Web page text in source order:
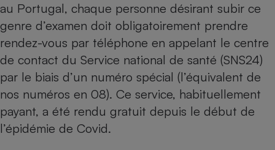
au Portugal, chaque personne désirant subir ce
genre d’examen doit obligatoirement prendre
rendez-vous par téléphone en appelant le centre
de contact du Service national de santé (SNS24)
par le biais d’un numéro spécial (l’équivalent de
nos numéros en 08). Ce service, habituellement
payant, a été rendu gratuit depuis le début de
l’épidémie de Covid.
Complément
alimentaire
Assurance emprunteur
Petit électroménager -
Matelas
Mutuelle